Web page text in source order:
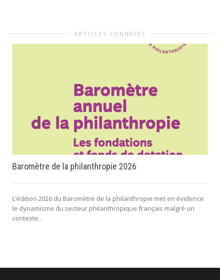
ARTICLES CONNEXES
Baromètre de la philanthropie 2026
L’édition 2026 du Baromètre de la philanthropie met en évidence
le dynamisme du secteur philanthropique français malgré un
contexte...